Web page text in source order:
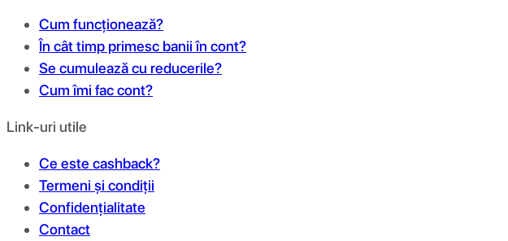
Cum funcționează?
În cât timp primesc banii în cont?
Se cumulează cu reducerile?
Cum îmi fac cont?
Link-uri utile
Ce este cashback?
Termeni și condiții
Confidențialitate
Contact